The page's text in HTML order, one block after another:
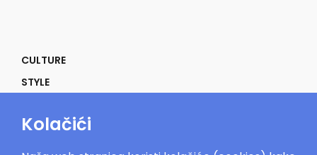
CULTURE
STYLE
POWER
Kolačići